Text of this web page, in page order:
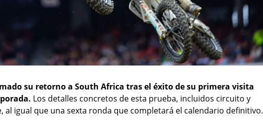
su retorno a South Africa tras el éxito de su primera visita
Los detalles concretos de esta prueba, incluidos circuito y
al igual que una sexta ronda que completará el calendario definitivo.